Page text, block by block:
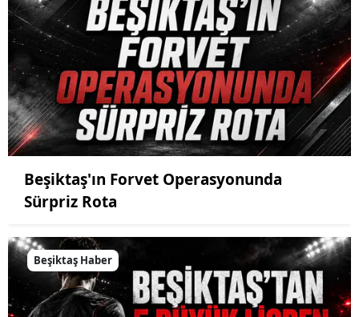
Beşiktaş'ın Forvet Operasyonunda
Sürpriz Rota
Beşiktaş Haber